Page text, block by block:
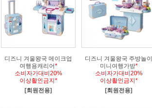
디즈니 겨울왕국 메이크업
여행용캐리어*
소비자가대비20%
이상활인금지*
[회원전용]
디즈니 겨울왕국 주방놀이
미니여행가방*
소비자가대비20%
이상활인금지*
[회원전용]